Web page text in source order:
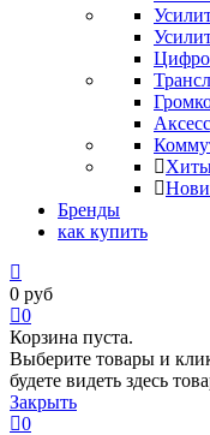
Бренды
как купить
0 руб
0
Корзина пуста.
Выберите товары и
будете видеть здесь
Закрыть
0